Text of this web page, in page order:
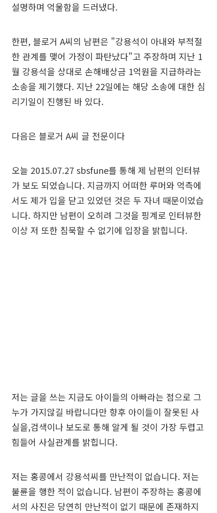
설명하며 억울함을 드러냈다.
한편, 블로거 A씨의 남편은 "강용석이 아내와 부적절
한 관계를 맺어 가정이 파탄났다"고 주장하며 지난 1
월 강용석을 상대로 손해배상금 1억원을 지급하라는
소송을 제기했다. 지난 22일에는 해당 소송에 대한 심
리기일이 진행된 바 있다.
다음은 블로거 A씨 글 전문이다
오늘 2015.07.27 sbsfune를 통해 제 남편의 인터뷰
가 보도 되었습니다. 지금까지 어떠한 루머와 억측에
서도 제가 입을 닫고 있었던 것은 두 자녀 때문이었습
니다. 하지만 남편이 오히려 그것을 핑계로 인터뷰한
이상 저 또한 침묵할 수 없기에 입장을 밝힙니다.
저는 글을 쓰는 지금도 아이들의 아빠라는 점으로 그
누가 가지않길 바랍니다만 향후 아이들이 잘못된 사
실을,검색이나 보도로 통해 알게 될 것이 가장 두렵고
힘들어 사실관계를 밝힙니다.
저는 홍콩에서 강용석씨를 만난적이 없습니다. 저는
불륜을 행한 적이 없습니다. 남편이 주장하는 홍콩에
서의 사진은 당연히 만난적이 없기 때문에 존재하지